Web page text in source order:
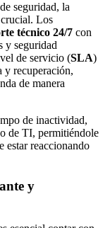
seguridad, la
Los
técnico 24/7 con
y seguridad
de servicio (SLA)
y recuperación,
de manera
de inactividad,
de TI, permitiéndole
estar reaccionando
y